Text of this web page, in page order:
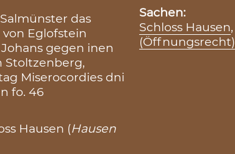
das
Eglofstein
gegen inen
Stoltzenberg,
Miserocordies dni
fo. 46
Hausen (Hausen
Sachen:
Schloss Hausen,
(Öffnungsrecht)